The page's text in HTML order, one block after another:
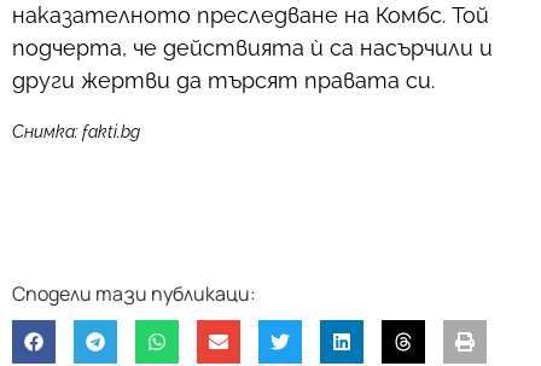
наказателното преследване на Комбс. Той
подчерта, че действията ѝ са насърчили и
други жертви да търсят правата си.
Снимка: fakti.bg